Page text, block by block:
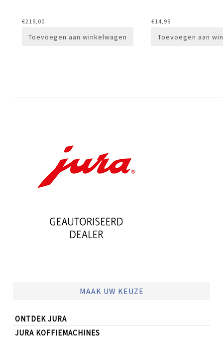
€219,00
Toevoegen aan winkelwagen
€14,99
Toevoegen aan
MAAK UW KEUZE
ONTDEK JURA
JURA KOFFIEMACHINES